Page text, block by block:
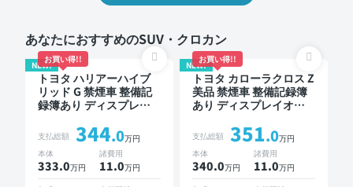
あなたにおすすめのSUV・クロカン
NEW!
お買い得!!
トヨタ ハリアーハイブ
リッド G 禁煙車 整備記
録簿あり ディスプレイ
ドスポットモニター デ
ジタルインナーミラー
オートクルーズ ワイヤ
レスキー ETC 電動バッ
支払総額 344.0万円
本体
333.0万円
諸費用
11.0万円
NEW!
お買い得!!
トヨタ カローラクロス Z
美品 禁煙車 整備記録簿
あり ディスプレイオー
ブラインドスポットモニ
ター オートクルーズ ス
マートキー ETC 電動バ
ックドア バックモニタ
支払総額 351.0万円
本体
340.0万円
諸費用
11.0万円